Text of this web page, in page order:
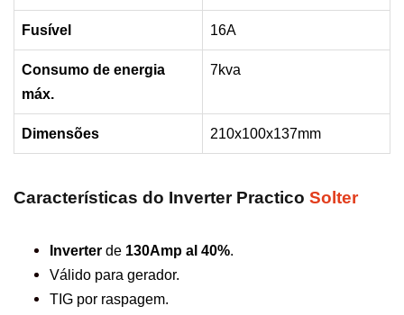
Fusível 16A
Consumo de energia
máx.
7kva
Dimensões 210x100x137mm
Características do Inverter Practico Solter
Inverter de 130Amp al 40%.
Válido para gerador.
TIG por raspagem.